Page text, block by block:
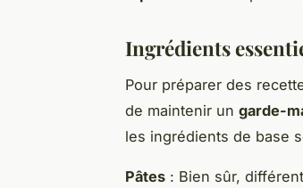
Ingrédients
Pour préparer des
de maintenir un garde-
les ingrédients de base
Pâtes : Bien sûr,